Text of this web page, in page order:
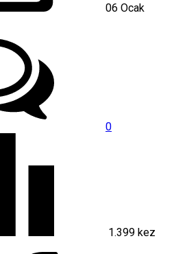
06 Ocak
0
1.399 kez